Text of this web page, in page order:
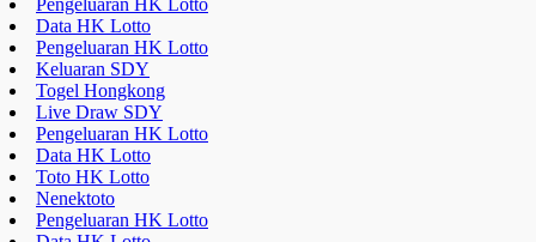
Data HK Lotto
Pengeluaran HK Lotto
Keluaran SDY
Togel Hongkong
Live Draw SDY
Pengeluaran HK Lotto
Data HK Lotto
Toto HK Lotto
Nenektoto
Pengeluaran HK Lotto